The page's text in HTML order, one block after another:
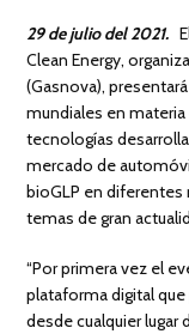
29 de julio del 2021.
Clean Energy,
(Gasnova),
mundiales en
tecnologías
mercado de
bioGLP en
temas de gran
“Por primera vez el
plataforma digital
desde cualquier lugar